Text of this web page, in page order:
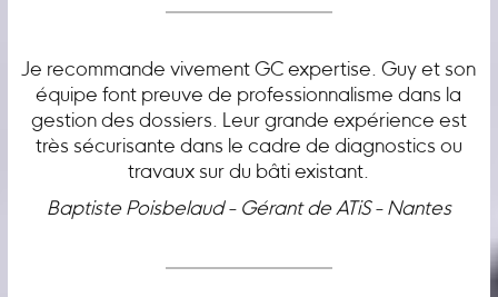
Je recommande vivement GC expertise. Guy et son
équipe font preuve de professionnalisme dans la
gestion des dossiers. Leur grande expérience est
très sécurisante dans le cadre de diagnostics ou
travaux sur du bâti existant.
Baptiste Poisbelaud - Gérant de ATiS - Nantes